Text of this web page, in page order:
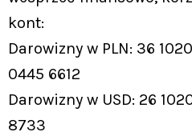
kont:
Darowizny w PLN: 36
0445 6612
Darowizny w USD: 26
8733